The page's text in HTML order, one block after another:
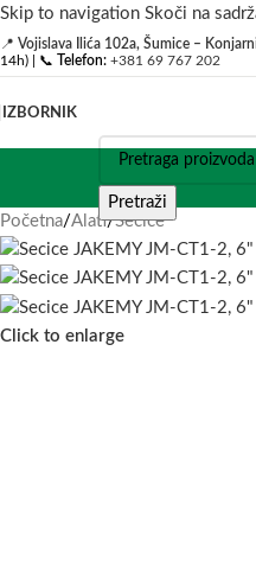
Skip to navigation Skoči na
📍 Vojislava Ilića 102a, Šumice –
14h) | 📞 Telefon: +381 69 767 202
IZBORNIK
Pretraži
Početna/Alati/Sečice
Click to enlarge